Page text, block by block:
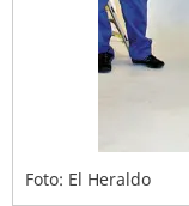
Foto: El Heraldo